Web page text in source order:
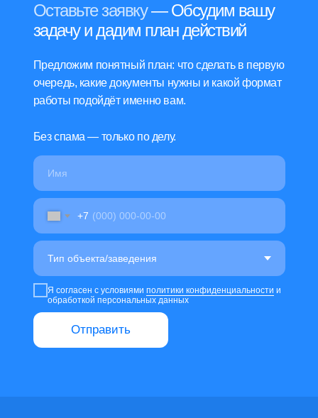
Без спама — только по делу.
Оставьте заявку— Обсудим вашу
задачу и дадим план действий
Предложим понятный план: что сделать в первую
очередь, какие документы нужны и какой формат
работы подойдёт именно вам.
+7
Я согласен с условиями политики конфиденциальности и
обработкой персональных данных
Отправить